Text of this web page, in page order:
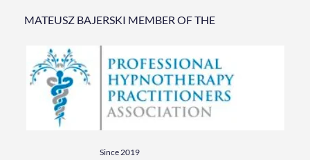
MATEUSZ BAJERSKI MEMBER OF THE
Since 2019